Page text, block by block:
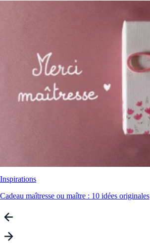
Inspirations
Cadeau maîtresse ou maître : 10 idées originales